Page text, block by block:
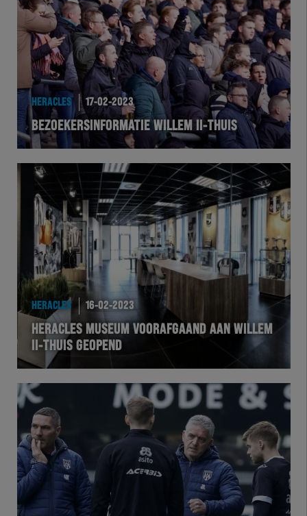
HERACLES 17-02-2023
BEZOEKERSINFORMATIE WILLEM II-THUIS
HERACLES 16-02-2023
HERACLES MUSEUM VOORAFGAAND AAN WILLEM
II-THUIS GEOPEND